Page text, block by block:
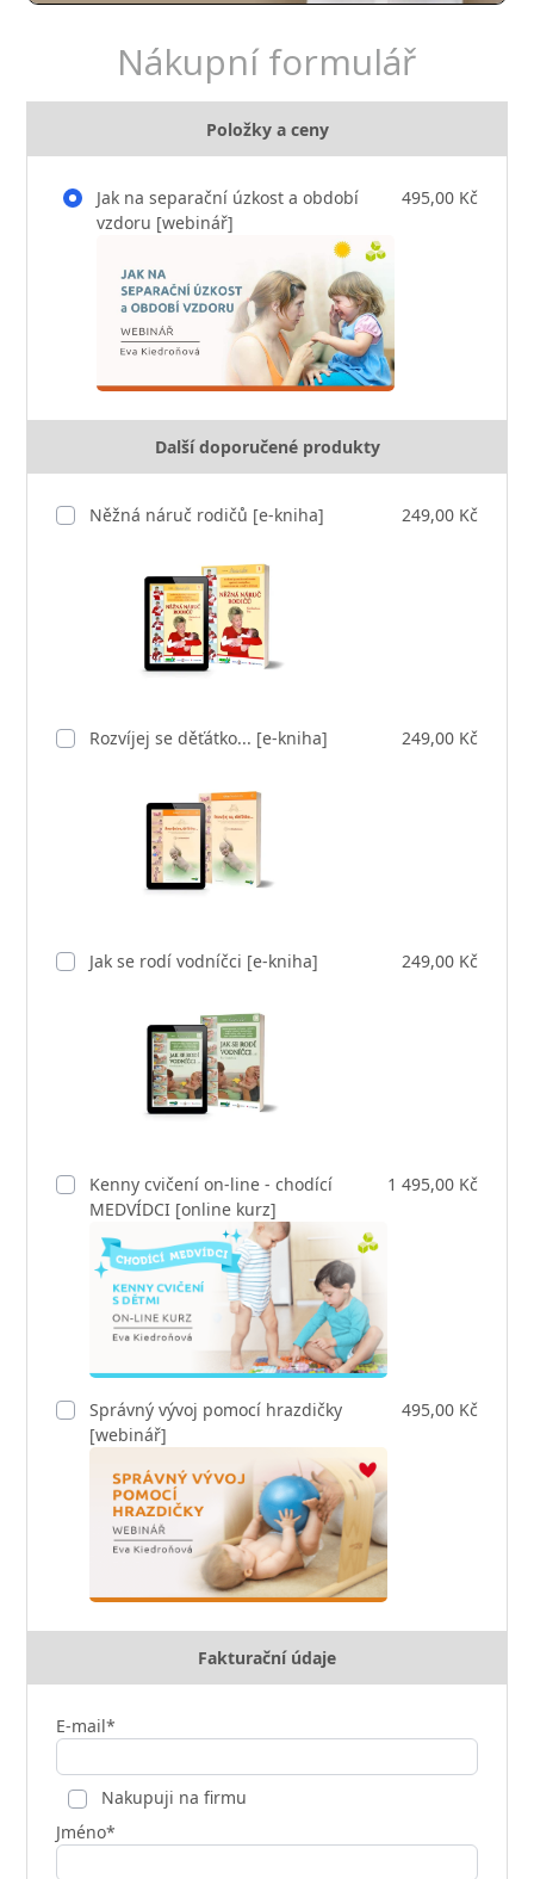
Nákupní formulář
Položky a ceny
Jak na separační úzkost a období
vzdoru [webinář]
495,00 Kč
Další doporučené produkty
Něžná náruč rodičů [e-kniha] 249,00 Kč
Rozvíjej se děťátko... [e-kniha] 249,00 Kč
Jak se rodí vodníčci [e-kniha] 249,00 Kč
Kenny cvičení on-line - chodící
MEDVÍDCI [online kurz]
1 495,00 Kč
Správný vývoj pomocí hrazdičky
[webinář]
495,00 Kč
Fakturační údaje
E-mail*
Nakupuji na firmu
Jméno*